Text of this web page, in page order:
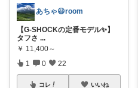
あちゃ😃room
【G-SHOCKの定番モデル✨】
タフさ ...
￥ 11,400～
1 0 22
コレ いいね